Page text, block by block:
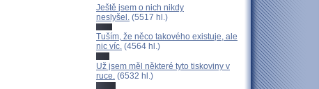
Ještě jsem o nich nikdy
neslyšel. (5517 hl.)
Tuším, že něco takového existuje, ale
nic víc. (4564 hl.)
Už jsem měl některé tyto tiskoviny v
ruce. (6532 hl.)